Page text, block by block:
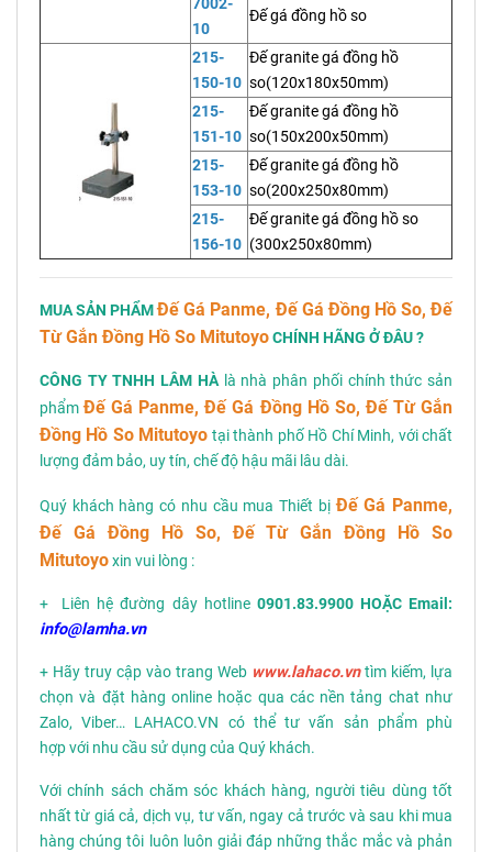
7002-
10
Đế gá đồng hồ so
215-
150-10
Đế granite gá đồng hồ
so(120x180x50mm)
215-
151-10
Đế granite gá đồng hồ
so(150x200x50mm)
215-
153-10
Đế granite gá đồng hồ
so(200x250x80mm)
215-
156-10
Đế granite gá đồng hồ so
(300x250x80mm)
MUA SẢN PHẨMĐế Gá Panme, Đế Gá Đồng Hồ So, Đế
Từ Gắn Đồng Hồ So MitutoyoCHÍNH HÃNG Ở ĐÂU ?
CÔNG TY TNHH LÂM HÀlà nhà phân phối chính thức sản
phẩm Đế Gá Panme, Đế Gá Đồng Hồ So, Đế Từ Gắn
Đồng Hồ So Mitutoyo tại thành phố Hồ Chí Minh, với chất
lượng đảm bảo, uy tín, chế độ hậu mãi lâu dài.
Quý khách hàng có nhu cầu mua Thiết bịĐế Gá Panme,
Đế Gá Đồng Hồ So, Đế Từ Gắn Đồng Hồ So
Mitutoyoxin vui lòng :
+ Liên hệ đường dây hotline 0901.83.9900 HOẶC Email:
info@lamha.vn
+ Hãy truy cập vào trang Web www.lahaco.vntìm kiếm, lựa
chọn và đặt hàng online hoặc qua các nền tảng chat như
Zalo, Viber… LAHACO.VN có thể tư vấn sản phẩm phù
hợp với nhu cầu sử dụng của Quý khách.
Với chính sách chăm sóc khách hàng, người tiêu dùng tốt
nhất từ giá cả, dịch vụ, tư vấn, ngay cả trước và sau khi mua
hàng chúng tôi luôn luôn giải đáp những thắc mắc và phản